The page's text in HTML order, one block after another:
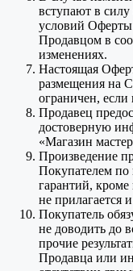
вступают в
условий Оферты
Продавцом в
изменениях.
Настоящая
размещения на
ограничен, если
Продавец
достоверную
«Магазин
Произведение
Покупателем
гарантий,
не прилагается
Покупатель
не доводить до
прочие
Продавца или